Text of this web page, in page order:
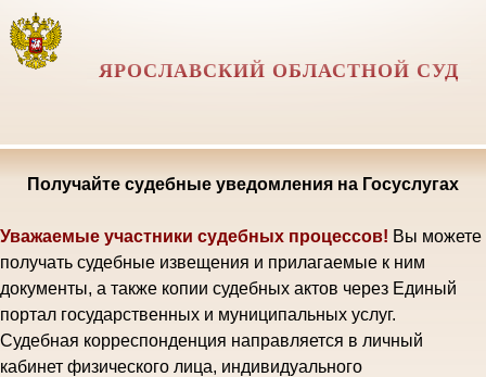
ЯРОСЛАВСКИЙ ОБЛАСТНОЙ СУД
Получайте судебные уведомления на Госуслугах
Уважаемые участники судебных процессов! Вы можете
получать судебные извещения и прилагаемые к ним
документы, а также копии судебных актов через Единый
портал государственных и муниципальных услуг.
Судебная корреспонденция направляется в личный
кабинет физического лица, индивидуального